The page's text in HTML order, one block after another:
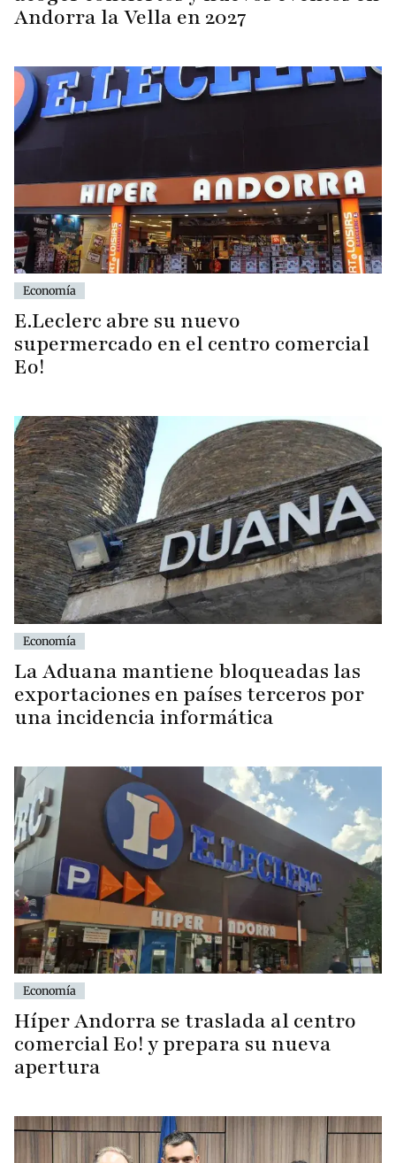
Andorra la Vella en 2027
Economía
E.Leclerc abre su nuevo
supermercado en el centro comercial
Eo!
Economía
La Aduana mantiene bloqueadas las
exportaciones en países terceros por
una incidencia informática
Economía
Híper Andorra se traslada al centro
comercial Eo! y prepara su nueva
apertura